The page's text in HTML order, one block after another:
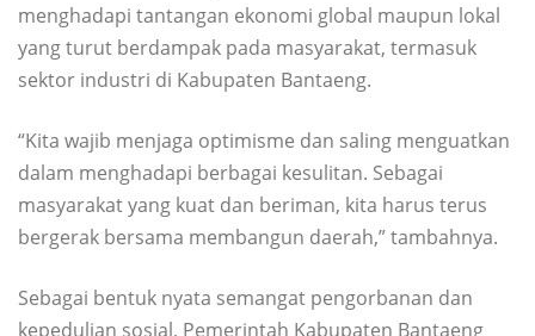
menghadapi tantangan ekonomi global maupun lokal
yang turut berdampak pada masyarakat, termasuk
sektor industri di Kabupaten Bantaeng.
“Kita wajib menjaga optimisme dan saling menguatkan
dalam menghadapi berbagai kesulitan. Sebagai
masyarakat yang kuat dan beriman, kita harus terus
bergerak bersama membangun daerah,” tambahnya.
Sebagai bentuk nyata semangat pengorbanan dan
kepedulian sosial, Pemerintah Kabupaten Bantaeng